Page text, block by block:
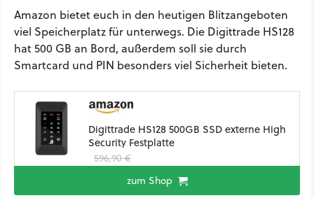
Amazon bietet euch in den heutigen Blitzangeboten
viel Speicherplatz für unterwegs. Die Digittrade HS128
hat 500 GB an Bord, außerdem soll sie durch
Smartcard und PIN besonders viel Sicherheit bieten.
Digittrade HS128 500GB SSD externe High
Security Festplatte
596,90 €
zum Shop